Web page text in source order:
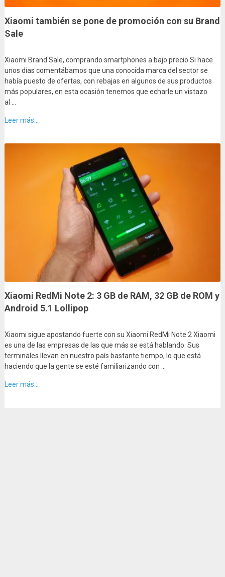
Xiaomi también se pone de promoción con su Brand
Sale
Xiaomi Brand Sale, comprando smartphones a bajo precio Si hace
unos días comentábamos que una conocida marca del sector se
había puesto de ofertas, con rebajas en algunos de sus productos
más populares, en esta ocasión tenemos que echarle un vistazo
al …
Leer más...
Xiaomi RedMi Note 2: 3 GB de RAM, 32 GB de ROM y
Android 5.1 Lollipop
Xiaomi sigue apostando fuerte con su Xiaomi RedMi Note 2 Xiaomi
es una de las empresas de las que más se está hablando. Sus
terminales llevan en nuestro país bastante tiempo, lo que está
haciendo que la gente se esté familiarizando con …
Leer más...